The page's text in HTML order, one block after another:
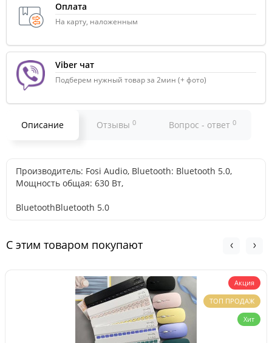
Оплата
На карту, наложенным
Viber чат
Подберем нужный товар за 2мин (+ фото)
Описание Отзывы 0 Вопрос - ответ 0
Производитель: Fosi Audio, Bluetooth: Bluetooth 5.0,
Мощность общая: 630 Вт,
BluetoothBluetooth 5.0
С этим товаром покупают
Акция
ТОП ПРОДАЖ
Хит